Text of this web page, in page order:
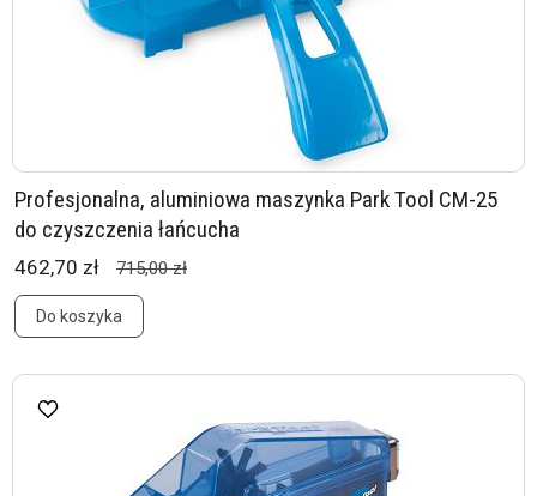
Profesjonalna, aluminiowa maszynka Park Tool CM-25
do czyszczenia łańcucha
462,70 zł 715,00 zł
Do koszyka